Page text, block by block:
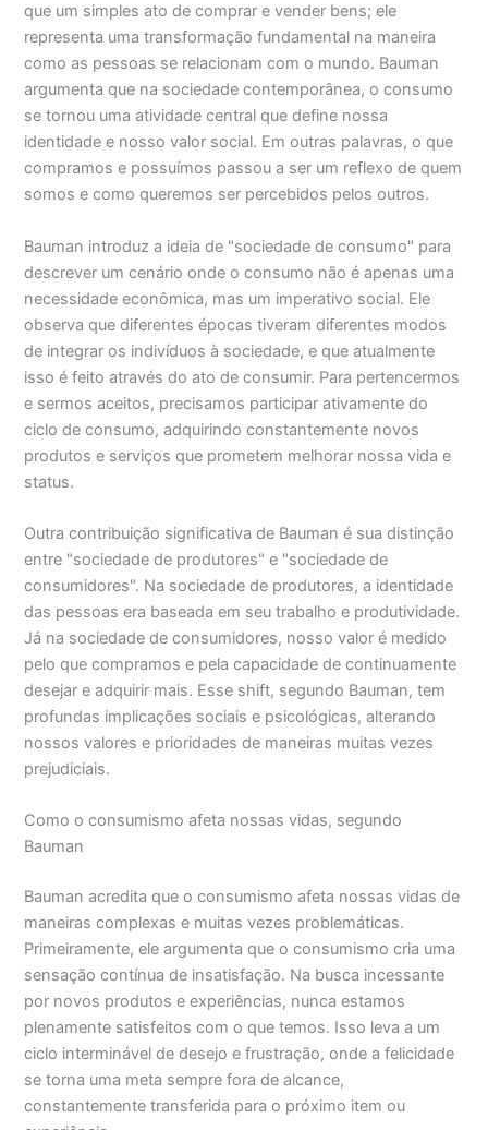
que um simples ato de comprar e vender bens; ele
representa uma transformação fundamental na maneira
como as pessoas se relacionam com o mundo. Bauman
argumenta que na sociedade contemporânea, o consumo
se tornou uma atividade central que define nossa
identidade e nosso valor social. Em outras palavras, o que
compramos e possuímos passou a ser um reflexo de quem
somos e como queremos ser percebidos pelos outros.
Bauman introduz a ideia de "sociedade de consumo" para
descrever um cenário onde o consumo não é apenas uma
necessidade econômica, mas um imperativo social. Ele
observa que diferentes épocas tiveram diferentes modos
de integrar os indivíduos à sociedade, e que atualmente
isso é feito através do ato de consumir. Para pertencermos
e sermos aceitos, precisamos participar ativamente do
ciclo de consumo, adquirindo constantemente novos
produtos e serviços que prometem melhorar nossa vida e
status.
Outra contribuição significativa de Bauman é sua distinção
entre "sociedade de produtores" e "sociedade de
consumidores". Na sociedade de produtores, a identidade
das pessoas era baseada em seu trabalho e produtividade.
Já na sociedade de consumidores, nosso valor é medido
pelo que compramos e pela capacidade de continuamente
desejar e adquirir mais. Esse shift, segundo Bauman, tem
profundas implicações sociais e psicológicas, alterando
nossos valores e prioridades de maneiras muitas vezes
prejudiciais.
Como o consumismo afeta nossas vidas, segundo
Bauman
Bauman acredita que o consumismo afeta nossas vidas de
maneiras complexas e muitas vezes problemáticas.
Primeiramente, ele argumenta que o consumismo cria uma
sensação contínua de insatisfação. Na busca incessante
por novos produtos e experiências, nunca estamos
plenamente satisfeitos com o que temos. Isso leva a um
ciclo interminável de desejo e frustração, onde a felicidade
se torna uma meta sempre fora de alcance,
constantemente transferida para o próximo item ou